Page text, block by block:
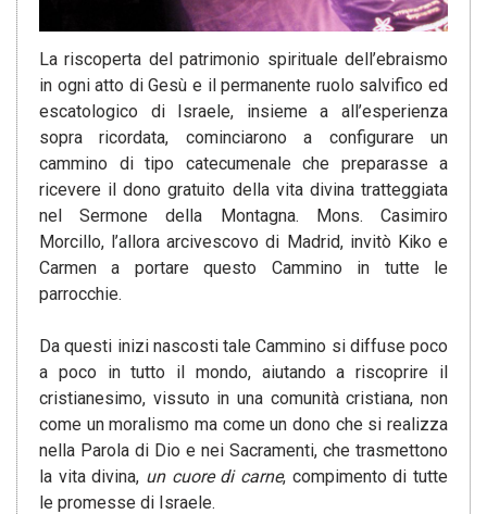
La riscoperta del patrimonio spirituale dell’ebraismo
in ogni atto di Gesù e il permanente ruolo salvifico ed
escatologico di Israele, insieme a all’esperienza
sopra ricordata, cominciarono a configurare un
cammino di tipo catecumenale che preparasse a
ricevere il dono gratuito della vita divina tratteggiata
nel Sermone della Montagna. Mons. Casimiro
Morcillo, l’allora arcivescovo di Madrid, invitò Kiko e
Carmen a portare questo Cammino in tutte le
parrocchie.
Da questi inizi nascosti tale Cammino si diffuse poco
a poco in tutto il mondo, aiutando a riscoprire il
cristianesimo, vissuto in una comunità cristiana, non
come un moralismo ma come un dono che si realizza
nella Parola di Dio e nei Sacramenti, che trasmettono
la vita divina, un cuore di carne, compimento di tutte
le promesse di Israele.